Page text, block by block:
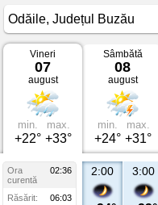
Vremea
Odăile
Județul
Buzău
Vineri
07
august
min.
+22°
max.
+33°
Sâmbătă
08
august
min.
+24°
max.
+31°
Ora
02:36
curentă
Răsărit:
06:03
2:00 3:00